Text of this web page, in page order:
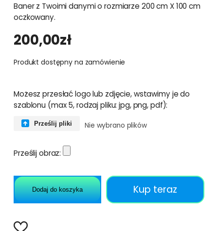
Baner z Twoimi danymi o rozmiarze 200 cm X 100 cm
oczkowany.
200,00zł
Produkt dostępny na zamówienie
Możesz przesłać logo lub zdjęcie, wstawimy je do
szablonu (max 5, rodzaj pliku: jpg, png, pdf):
Prześlij pliki Nie wybrano plików
Prześlij obraz:
Dodaj do koszyka Kup teraz